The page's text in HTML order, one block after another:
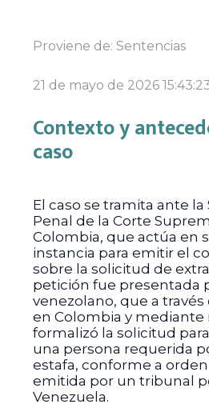
Proviene de: Sentencias
21 de mayo de 2026
Contexto y
caso
El caso se tramita ante la
Penal de la Corte
Colombia, que actúa en
instancia para emitir el
sobre la solicitud de
petición fue presentada
venezolano, que a través
en Colombia y mediante
formalizó la solicitud
una persona requerida
estafa, conforme a
emitida por un tribunal
Venezuela.